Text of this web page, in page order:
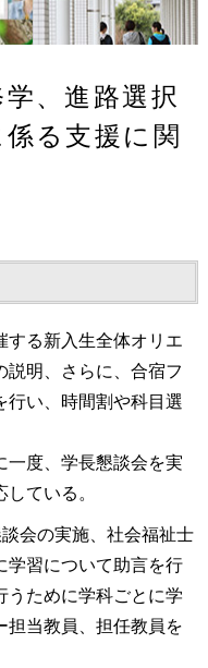
、進路選択
る支援に関
る新入生全体オリエ
説明、さらに、合宿フ
行い、時間割や科目選
度、学長懇談会を実
ている。
会の実施、社会福祉士
学習について助言を行
うために学科ごとに学
担当教員、担任教員を